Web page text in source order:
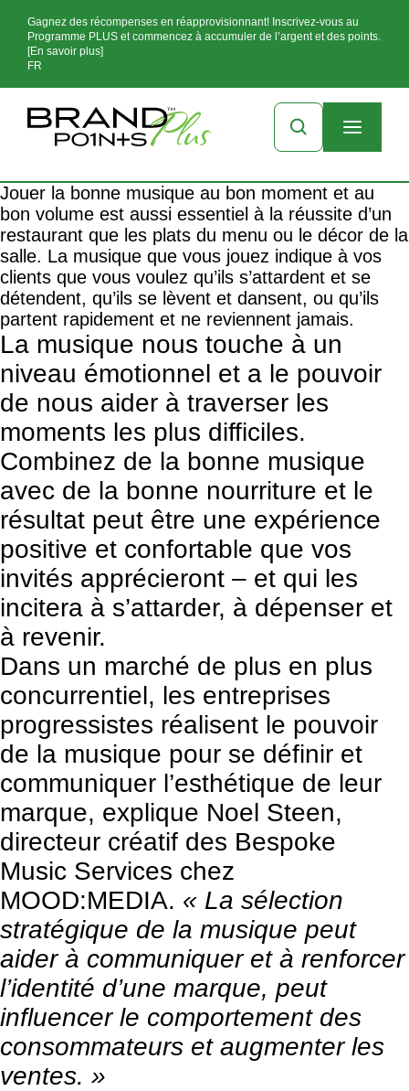
Gagnez des récompenses en réapprovisionnant! Inscrivez-vous au
Programme PLUS et commencez à accumuler de l’argent et des points.
[En savoir plus]
FR
Jouer la bonne musique au bon moment et au
bon volume est aussi essentiel à la réussite d’un
restaurant que les plats du menu ou le décor de la
salle. La musique que vous jouez indique à vos
clients que vous voulez qu’ils s’attardent et se
détendent, qu’ils se lèvent et dansent, ou qu’ils
partent rapidement et ne reviennent jamais.
La musique nous touche à un
niveau émotionnel et a le pouvoir
de nous aider à traverser les
moments les plus difficiles.
Combinez de la bonne musique
avec de la bonne nourriture et le
résultat peut être une expérience
positive et confortable que vos
invités apprécieront – et qui les
incitera à s’attarder, à dépenser et
à revenir.
Dans un marché de plus en plus
concurrentiel, les entreprises
progressistes réalisent le pouvoir
de la musique pour se définir et
communiquer l’esthétique de leur
marque, explique Noel Steen,
directeur créatif des Bespoke
Music Services chez
MOOD:MEDIA. « La sélection
stratégique de la musique peut
aider à communiquer et à renforcer
l’identité d’une marque, peut
influencer le comportement des
consommateurs et augmenter les
ventes. »